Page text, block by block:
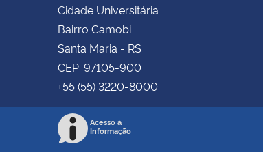
Cidade Universitária
Bairro Camobi
Santa Maria - RS
CEP: 97105-900
+55 (55) 3220-8000
Acesso à
Informação